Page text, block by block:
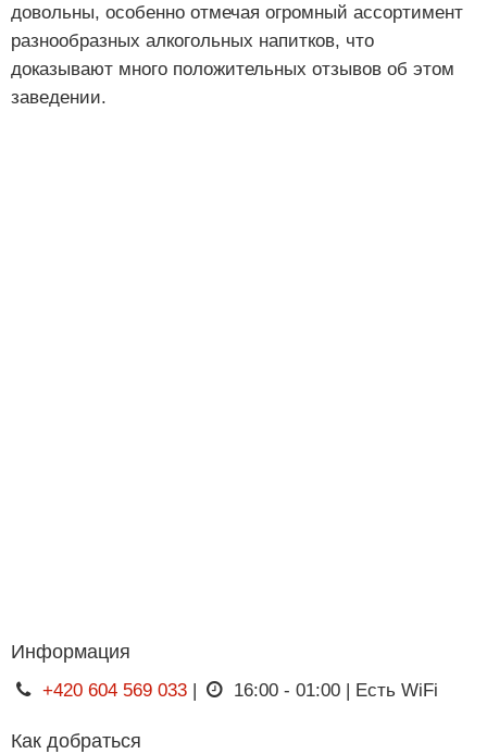
довольны, особенно отмечая огромный ассортимент
разнообразных алкогольных напитков, что
доказывают много положительных отзывов об этом
заведении.
Информация
+420 604 569 033| 16:00 - 01:00 | Есть WiFi
Как добраться